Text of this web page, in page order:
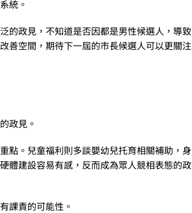
統。
的政見，不知道是否因都是男性候選人，導致
善空間，期待下一屆的市長候選人可以更關注
政見。
點。兒童福利則多談嬰幼兒托育相關補助，身
體建設容易有感，反而成為眾人競相表態的政
課責的可能性。